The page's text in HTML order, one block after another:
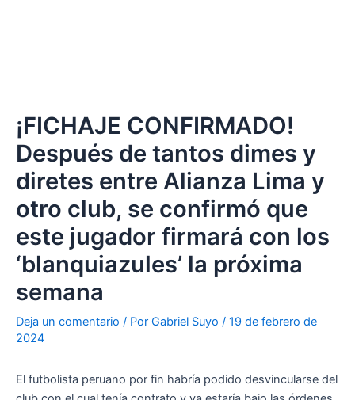
¡FICHAJE CONFIRMADO!
Después de tantos dimes y
diretes entre Alianza Lima y
otro club, se confirmó que
este jugador firmará con los
‘blanquiazules’ la próxima
semana
Deja un comentario / Por Gabriel Suyo / 19 de febrero de
2024
El futbolista peruano por fin habría podido desvincularse del